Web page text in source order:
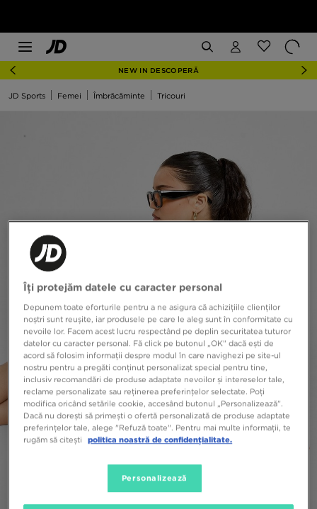
NEW IN DESCOPERĂ
JD Sports Femei Îmbrăcăminte Tricouri
Îți protejăm datele cu caracter personal
Depunem toate eforturile pentru a ne asigura că achizițiile clienților
noștri sunt reușite, iar produsele pe care le aleg sunt în conformitate cu
nevoile lor. Facem acest lucru respectând pe deplin securitatea tuturor
datelor cu caracter personal. Fă click pe butonul „OK” dacă ești de
acord să folosim informații despre modul în care navighezi pe site-ul
nostru pentru a pregăti conținut personalizat special pentru tine,
inclusiv recomandări de produse adaptate nevoilor și intereselor tale,
reclame personalizate sau reținerea preferințelor selectate. Poți
modifica oricând setările cookie, accesând butonul „Personalizează”.
Dacă nu dorești să primești o ofertă personalizată de produse adaptate
preferințelor tale, alege "Refuză toate". Pentru mai multe informații, te
rugăm să citești
politica noastră de confidențialitate.
Personalizează